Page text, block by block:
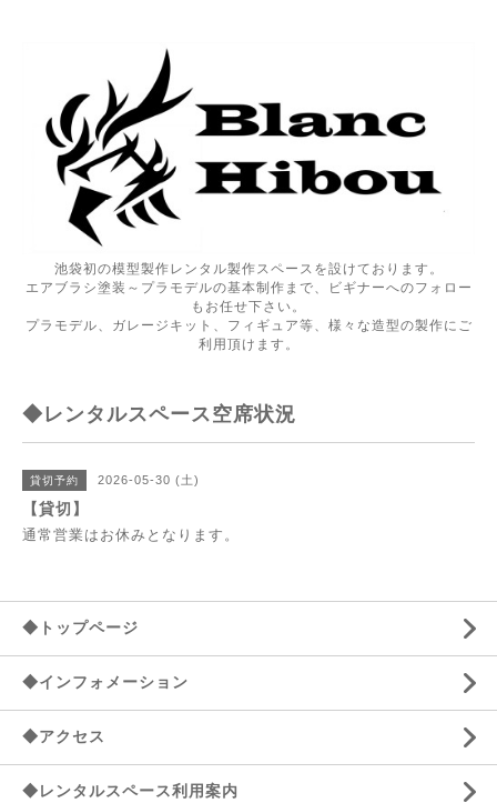
池袋初の模型製作レンタル製作スペースを設けております。
エアブラシ塗装～プラモデルの基本制作まで、ビギナーへのフォロー
もお任せ下さい。
プラモデル、ガレージキット、フィギュア等、様々な造型の製作にご
利用頂けます。
◆レンタルスペース空席状況
貸切予約 2026-05-30 (土)
【貸切】
通常営業はお休みとなります。
◆トップページ
◆インフォメーション
◆アクセス
◆レンタルスペース利用案内